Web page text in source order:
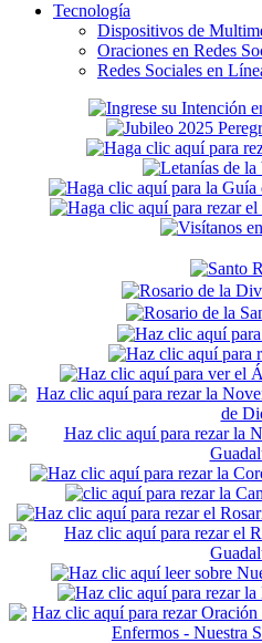
Tecnología
Dispositivos de
Oraciones en Redes
Redes Sociales en
Secondary
Sidebar